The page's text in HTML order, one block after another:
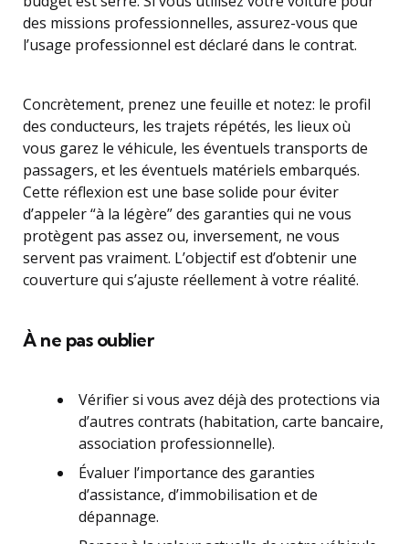
des missions professionnelles, assurez-vous que
l’usage professionnel est déclaré dans le contrat.
Concrètement, prenez une feuille et notez: le profil
des conducteurs, les trajets répétés, les lieux où
vous garez le véhicule, les éventuels transports de
passagers, et les éventuels matériels embarqués.
Cette réflexion est une base solide pour éviter
d’appeler “à la légère” des garanties qui ne vous
protègent pas assez ou, inversement, ne vous
servent pas vraiment. L’objectif est d’obtenir une
couverture qui s’ajuste réellement à votre réalité.
À ne pas oublier
Vérifier si vous avez déjà des protections via
d’autres contrats (habitation, carte bancaire,
association professionnelle).
Évaluer l’importance des garanties
d’assistance, d’immobilisation et de
dépannage.